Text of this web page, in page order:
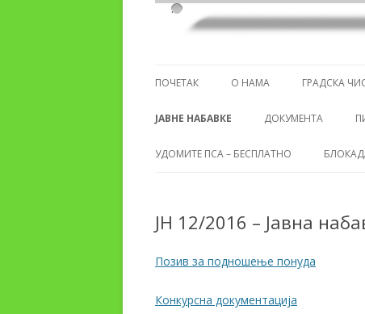
.
ПОЧЕТАК О НАМА ГРАДСКА
ЈАВНЕ НАБАВКЕ ДОКУМЕНТА
УДОМИТЕ ПСА – БЕСПЛАТНО
ЈН 12/2016 – Јавна
Позив за подношење понуда
Конкурсна документација